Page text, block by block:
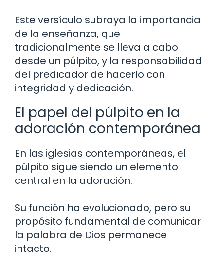
Este versículo subraya la importancia
de la enseñanza, que
tradicionalmente se lleva a cabo
desde un púlpito, y la responsabilidad
del predicador de hacerlo con
integridad y dedicación.
El papel del púlpito en la
adoración contemporánea
En las iglesias contemporáneas, el
púlpito sigue siendo un elemento
central en la adoración.
Su función ha evolucionado, pero su
propósito fundamental de comunicar
la palabra de Dios permanece
intacto.